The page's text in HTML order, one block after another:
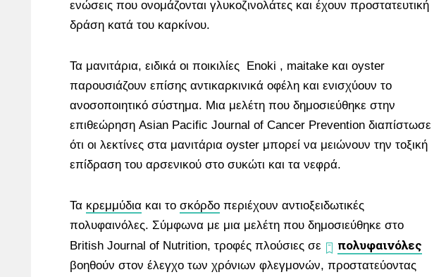
ενώσεις που ονομάζονται γλυκοζινολάτες και έχουν προστατευτική
δράση κατά του καρκίνου.
Τα μανιτάρια, ειδικά οι ποικιλίες Enoki , maitake και oyster
παρουσιάζουν επίσης αντικαρκινικά οφέλη και ενισχύουν το
ανοσοποιητικό σύστημα. Μια μελέτη που δημοσιεύθηκε στην
επιθεώρηση Asian Pacific Journal of Cancer Prevention διαπίστωσε
ότι οι λεκτίνες στα μανιτάρια oyster μπορεί να μειώνουν την τοξική
επίδραση του αρσενικού στο συκώτι και τα νεφρά.
Τα κρεμμύδια και το σκόρδο περιέχουν αντιοξειδωτικές
πολυφαινόλες. Σύμφωνα με μια μελέτη που δημοσιεύθηκε στο
British Journal of Nutrition, τροφές πλούσιες σε
πολυφαινόλες
βοηθούν στον έλεγχο των χρόνιων φλεγμονών, προστατεύοντας